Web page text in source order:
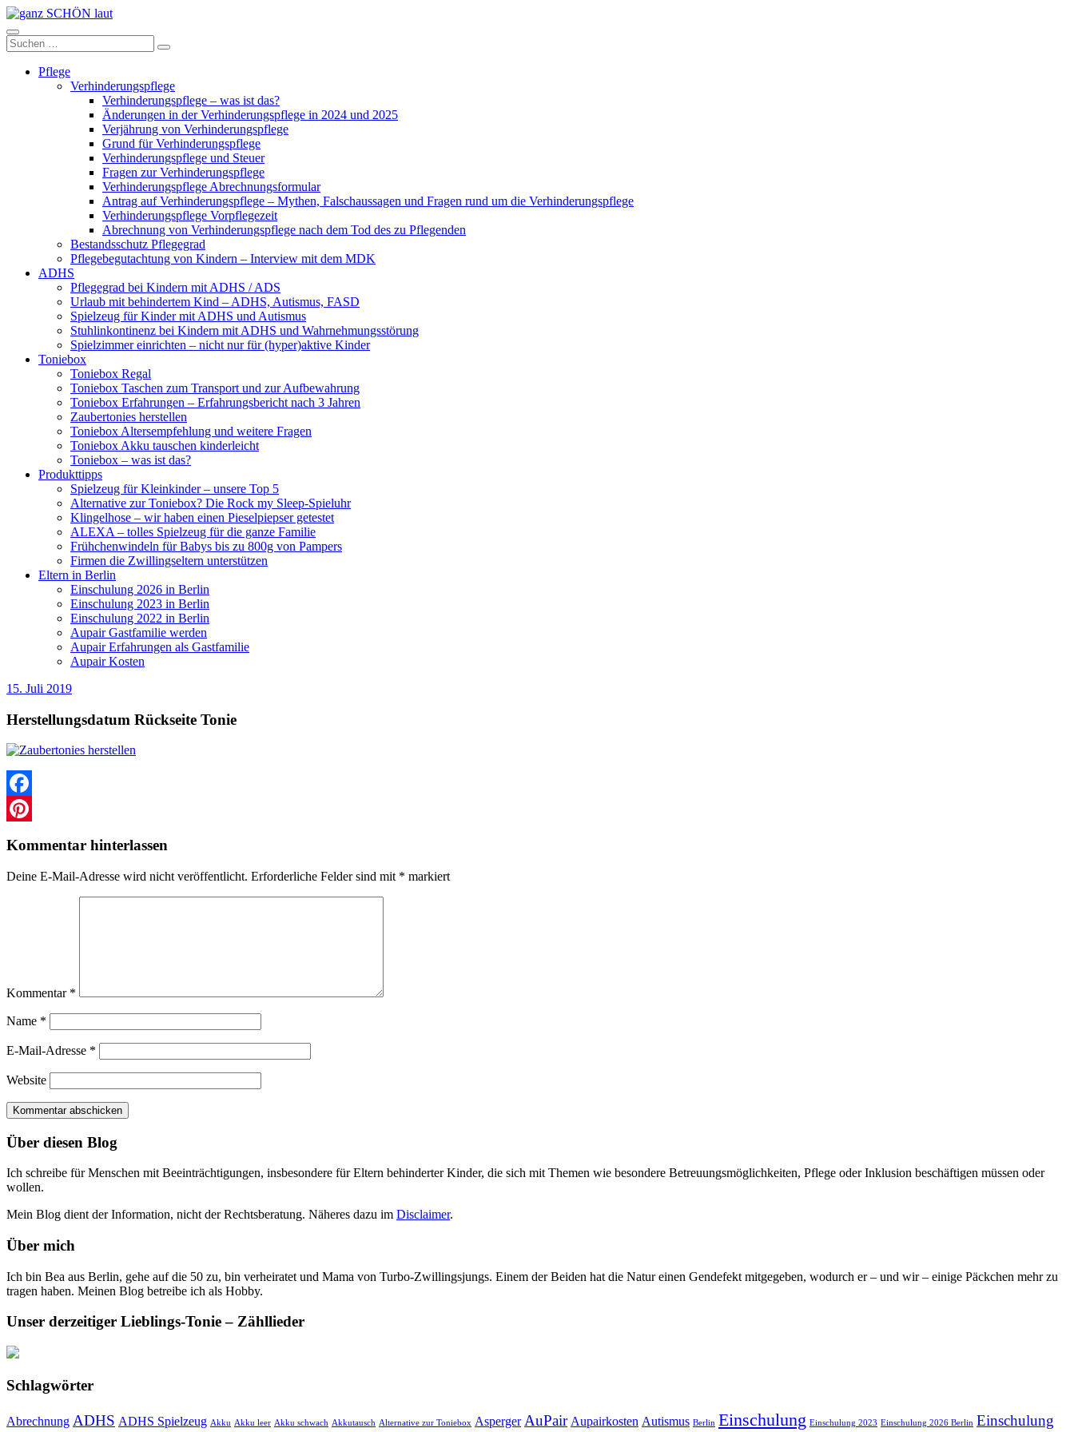
Zum
Inhalt
springen
ganz
SCHÖN
Suchen
nach:
Suchen
Pflege
Verhinderungspflege
Verhinderungspflege – was ist das?
Änderungen in der Verhinderungspflege in 2024 und 2025
Verjährung von Verhinderungspflege
Grund für Verhinderungspflege
Verhinderungspflege und Steuer
Fragen zur Verhinderungspflege
Verhinderungspflege Abrechnungsformular
Antrag auf Verhinderungspflege – Mythen, Falschaussagen und Fragen rund um die Verhinderungspflege
Verhinderungspflege Vorpflegezeit
Abrechnung von Verhinderungspflege nach dem Tod des zu Pflegenden
Bestandsschutz Pflegegrad
Pflegebegutachtung von Kindern – Interview mit dem MDK
ADHS
Pflegegrad bei Kindern mit ADHS / ADS
Urlaub mit behindertem Kind – ADHS, Autismus, FASD
Spielzeug für Kinder mit ADHS und Autismus
Stuhlinkontinenz bei Kindern mit ADHS und Wahrnehmungsstörung
Spielzimmer einrichten – nicht nur für (hyper)aktive Kinder
Toniebox
Toniebox Regal
Toniebox Taschen zum Transport und zur Aufbewahrung
Toniebox Erfahrungen – Erfahrungsbericht nach 3 Jahren
Zaubertonies herstellen
Toniebox Altersempfehlung und weitere Fragen
Toniebox Akku tauschen kinderleicht
Toniebox – was ist das?
Produkttipps
Spielzeug für Kleinkinder – unsere Top 5
Alternative zur Toniebox? Die Rock my Sleep-Spieluhr
Klingelhose – wir haben einen Pieselpiepser getestet
ALEXA – tolles Spielzeug für die ganze Familie
Frühchenwindeln für Babys bis zu 800g von Pampers
Firmen die Zwillingseltern unterstützen
Eltern in Berlin
Einschulung 2026 in Berlin
Einschulung 2023 in Berlin
Einschulung 2022 in Berlin
Aupair Gastfamilie werden
Aupair Erfahrungen als Gastfamilie
Aupair Kosten
15. Juli 2019
Herstellungsdatum Rückseite Tonie
Facebook
Kommentar hinterlassen
Deine E-Mail-Adresse wird nicht veröffentlicht. Erforderliche Felder sind mit * markiert
Kommentar *
Name *
E-Mail-Adresse *
Website
Über diesen Blog
Ich schreibe für Menschen mit Beeinträchtigungen, insbesondere für Eltern behinderter Kinder, die sich mit Themen wie besondere Betreuungsmöglichkeiten, Pflege oder Inklusion beschäftigen müssen oder
wollen.
Mein Blog dient der Information, nicht der Rechtsberatung. Näheres dazu im Disclaimer.
Über mich
Ich bin Bea aus Berlin, gehe auf die 50 zu, bin verheiratet und Mama von Turbo-Zwillingsjungs. Einem der Beiden hat die Natur einen Gendefekt mitgegeben, wodurch er – und wir – einige Päckchen mehr zu
tragen haben. Meinen Blog betreibe ich als Hobby.
Unser derzeitiger Lieblings-Tonie – Zähllieder
Schlagwörter
Abrechnung ADHS ADHS Spielzeug Akku Akku leer Akku schwach Akkutausch Alternative zur Toniebox Asperger AuPair Aupairkosten Autismus Berlin Einschulung Einschulung 2023 Einschulung 2026 Berlin Einschulung